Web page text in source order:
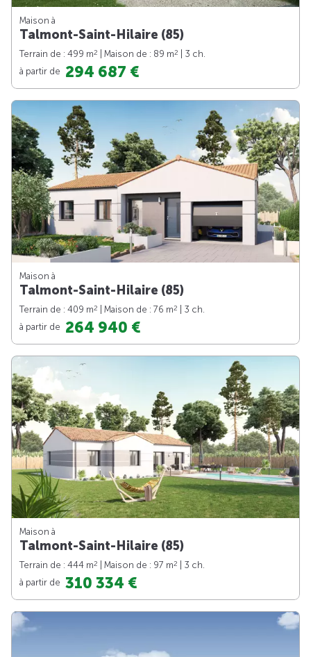
Maison à
Talmont-Saint-Hilaire (85)
Terrain de : 499 m2 | Maison de : 89 m2
| 3 ch.
à partir de 294 687 €
Maison à
Talmont-Saint-Hilaire (85)
Terrain de : 409 m2 | Maison de : 76 m2
| 3 ch.
à partir de 264 940 €
Maison à
Talmont-Saint-Hilaire (85)
Terrain de : 444 m2 | Maison de : 97 m2
| 3 ch.
à partir de 310 334 €